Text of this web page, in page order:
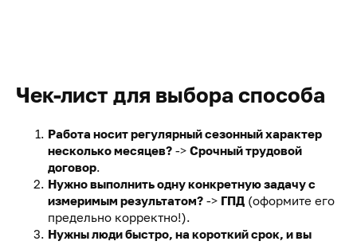
Чек-лист для выбора способа
Работа носит регулярный сезонный характер
несколько месяцев? -> Срочный трудовой
договор.
Нужно выполнить одну конкретную задачу с
измеримым результатом? -> ГПД (оформите его
предельно корректно!).
Нужны люди быстро, на короткий срок, и вы